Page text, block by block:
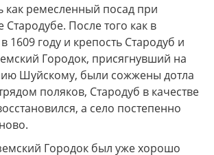
как ремесленный посад при
После того как в
1609 году и крепость Стародуб и
Городок, присягнувший на
Шуйскому, были сожжены дотла
поляков, Стародуб в качестве
а село постепенно
Городок был уже хорошо